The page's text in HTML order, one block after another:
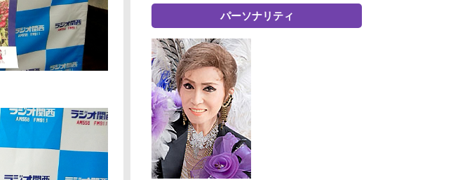
パーソナリティ